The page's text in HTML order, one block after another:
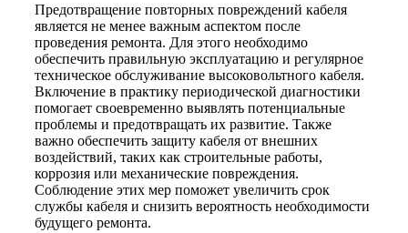
Предотвращение повторных повреждений кабеля
является не менее важным аспектом после
проведения ремонта. Для этого необходимо
обеспечить правильную эксплуатацию и регулярное
техническое обслуживание высоковольтного кабеля.
Включение в практику периодической диагностики
помогает своевременно выявлять потенциальные
проблемы и предотвращать их развитие. Также
важно обеспечить защиту кабеля от внешних
воздействий, таких как строительные работы,
коррозия или механические повреждения.
Соблюдение этих мер поможет увеличить срок
службы кабеля и снизить вероятность необходимости
будущего ремонта.